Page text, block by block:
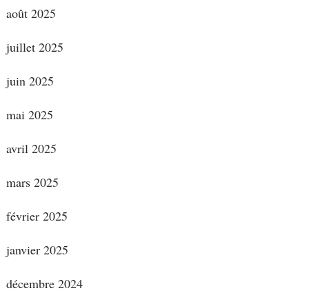
août 2025
juillet 2025
juin 2025
mai 2025
avril 2025
mars 2025
février 2025
janvier 2025
décembre 2024